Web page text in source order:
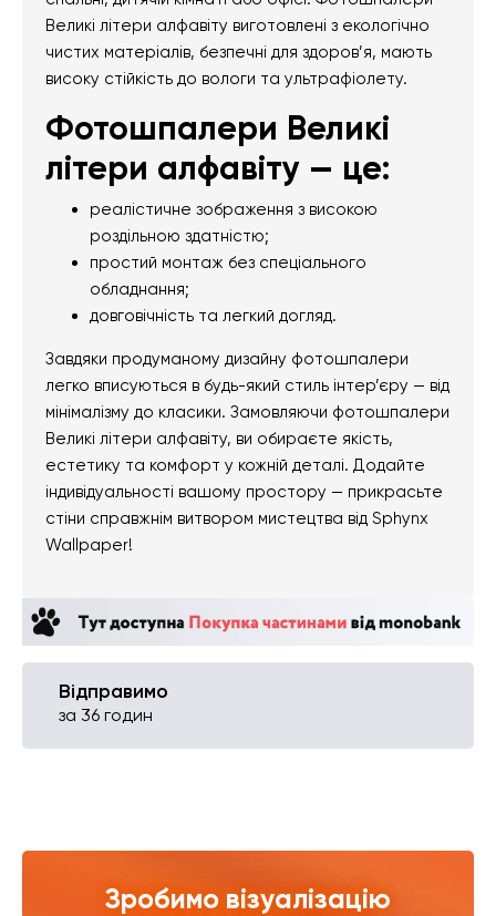
Великі літери алфавіту виготовлені з екологічно
чистих матеріалів, безпечні для здоров’я, мають
високу стійкість до вологи та ультрафіолету.
Фотошпалери Великі
літери алфавіту — це:
реалістичне зображення з високою
роздільною здатністю;
простий монтаж без спеціального
обладнання;
довговічність та легкий догляд.
Завдяки продуманому дизайну фотошпалери
легко вписуються в будь-який стиль інтер’єру — від
мінімалізму до класики. Замовляючи фотошпалери
Великі літери алфавіту, ви обираєте якість,
естетику та комфорт у кожній деталі. Додайте
індивідуальності вашому простору — прикрасьте
стіни справжнім витвором мистецтва від Sphynx
Wallpaper!
Відправимо
за 36 годин
Зробимо візуалізацію